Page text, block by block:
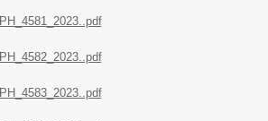
PH_4581_2023..pdf
PH_4582_2023..pdf
PH_4583_2023..pdf